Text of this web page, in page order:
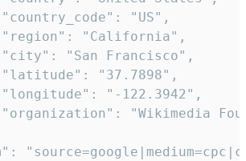
"US",
"California",
"San Francisco",
"37.7898",
"-122.3942",
"Wikimedia